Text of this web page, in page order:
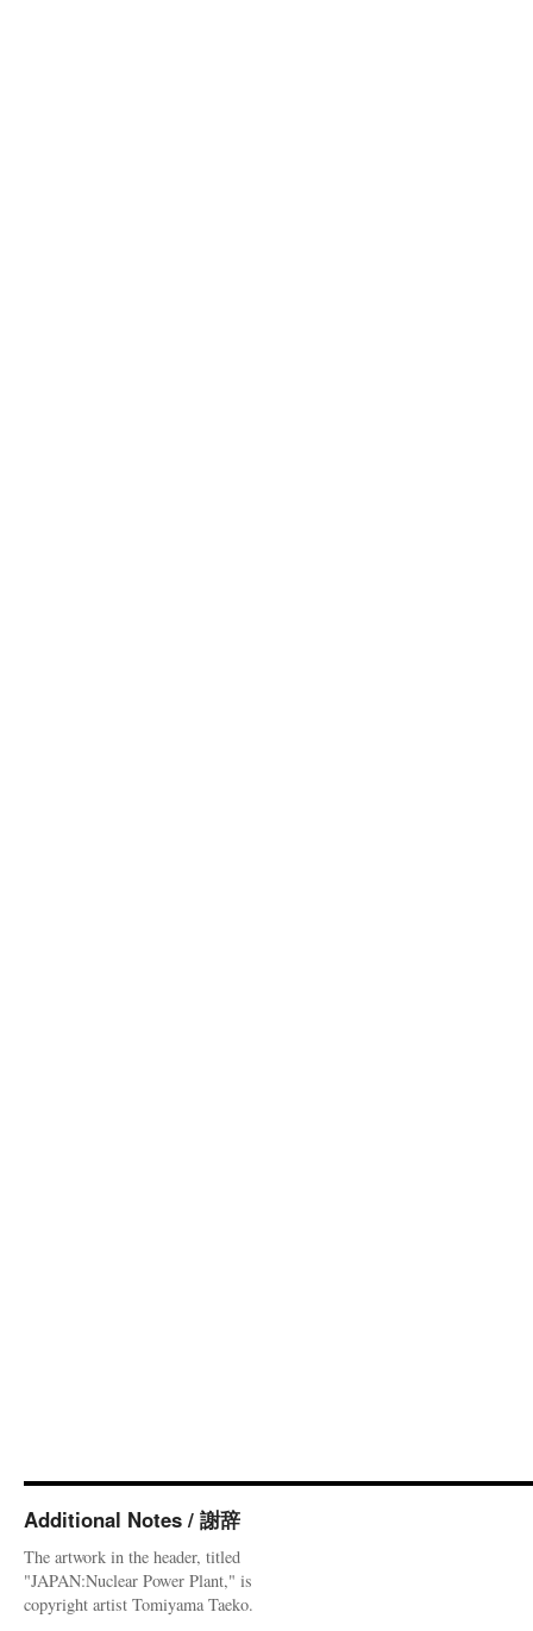
Additional Notes / 謝辞
The artwork in the header, titled
"JAPAN:Nuclear Power Plant," is
copyright artist Tomiyama Taeko.